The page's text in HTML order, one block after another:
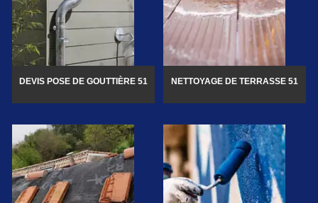
DEVIS POSE DE GOUTTIÈRE 51 NETTOYAGE DE TERRASSE 51